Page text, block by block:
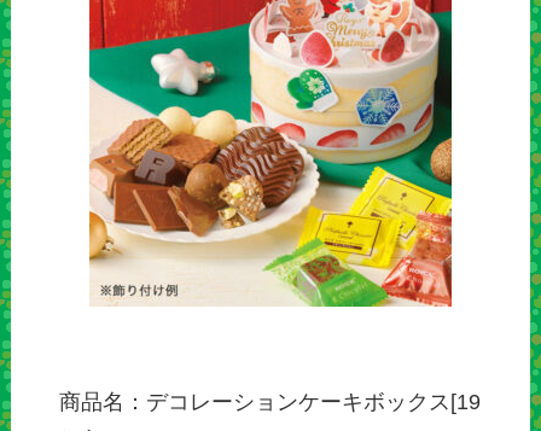
商品名：デコレーションケーキボックス[19